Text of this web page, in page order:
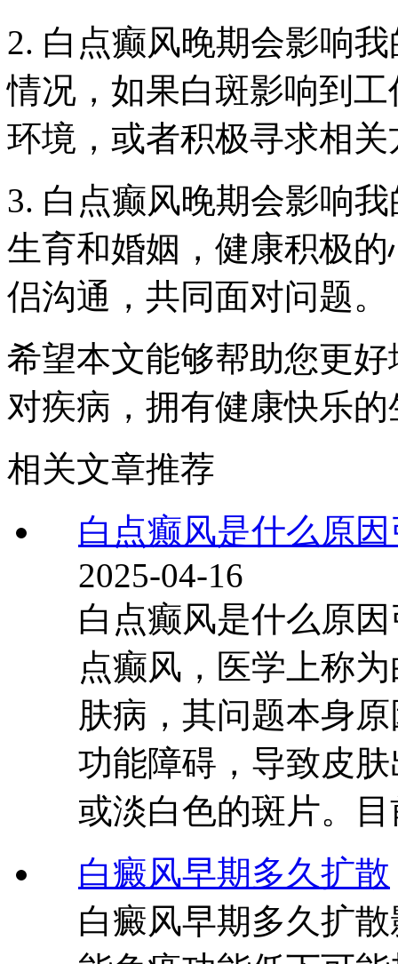
2. 白点癫风晚期会影响
情况，如果白斑影响到
环境，或者积极寻求相
3. 白点癫风晚期会影响
生育和婚姻，健康积极
侣沟通，共同面对问题。
希望本文能够帮助您更
对疾病，拥有健康快乐的
相关文章推荐
白点癫风是什么原
2025-04-16
白点癫风是什么原
点癫风，医学上称
肤病，其问题本身
功能障碍，导致皮
或淡白色的斑片。
白癜风早期多久扩散
白癜风早期多久扩